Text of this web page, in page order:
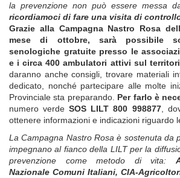
la prevenzione non può essere messa
ricordiamoci di fare una visita di
Grazie alla Campagna Nastro Rosa
mese di ottobre, sarà possibile
senologiche gratuite presso le
e i circa 400 ambulatori attivi sul
daranno anche consigli, trovare materiali
dedicato, nonché partecipare alle molte
Provinciale sta preparando. Per farlo è
numero verdeSOS LILT 800 998877,
ottenere informazioni e indicazioni riguardo
La Campagna Nastro Rosa è sostenuta da
impegnano al fianco della LILT per la
prevenzione come metodo di vita:
Nazionale Comuni Italiani, CIA-